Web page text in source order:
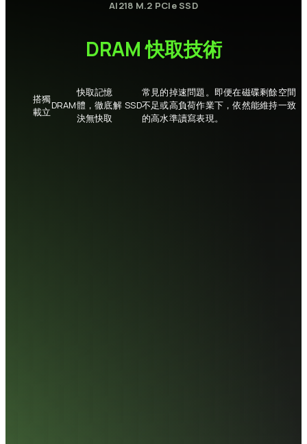
AI218 M.2 PCIeSSD
DRAM快取技術
搭
載
獨
立
DRAM
快取記憶
體，徹底解
決無快取
SSD
常見的掉速問題。即便在磁碟剩餘空間
不足或高負荷作業下，依然能維持一致
的高水準讀寫表現。